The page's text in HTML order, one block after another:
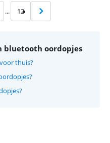
... 12
bluetooth oordopjes
thuis?